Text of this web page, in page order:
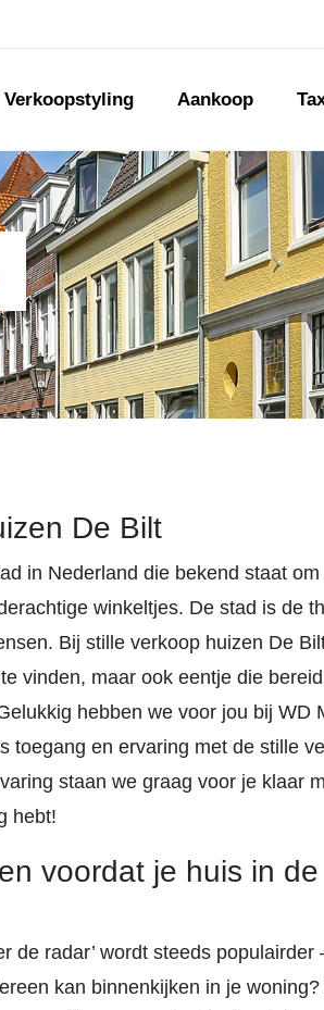
Verkoopstyling Aankoop
De Bilt
in Nederland die bekend staat
winkeltjes. De stad is de
Bij stille verkoop huizen De
vinden, maar ook eentje die
hebben we voor jou bij WD
toegang en ervaring met de stille
staan we graag voor je klaar
hebt!
voordat je huis in
de radar’ wordt steeds
kan binnenkijken in je